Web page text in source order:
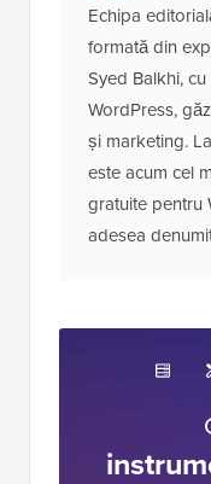
Echipa
formată din
Syed Balkhi,
WordPress,
și marketing.
este acum cel
gratuite pentru
adesea